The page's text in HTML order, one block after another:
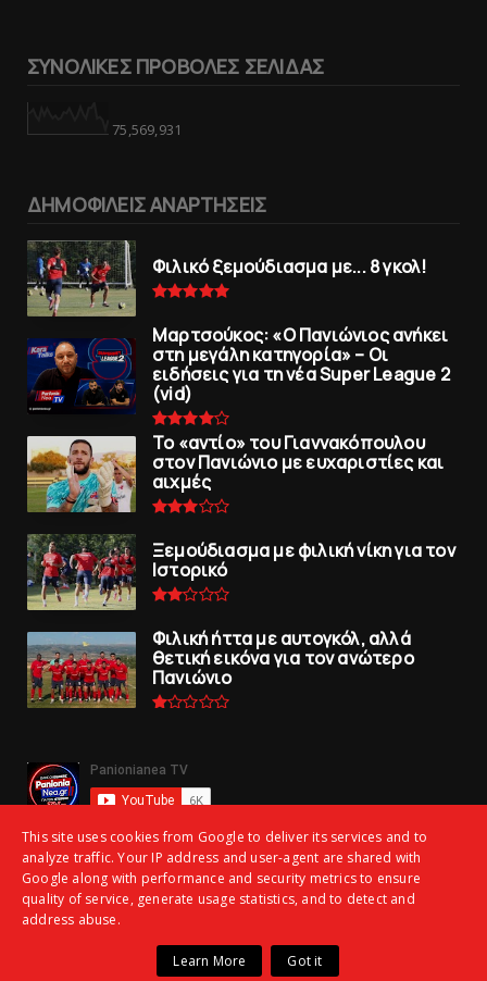
ΣΥΝΟΛΙΚΕΣ ΠΡΟΒΟΛΕΣ ΣΕΛΙΔΑΣ
75,569,931
ΔΗΜΟΦΙΛΕΙΣ ΑΝΑΡΤΗΣΕΙΣ
Φιλικό ξεμούδιασμα με... 8 γκολ!
Μαρτσούκος: «Ο Πανιώνιος ανήκει
στη μεγάλη κατηγορία» – Οι
ειδήσεις για τη νέα Super League 2
(vid)
To «αντίο» του Γιαννακόπουλου
στον Πανιώνιο με ευχαριστίες και
αιχμές
Ξεμούδιασμα με φιλική νίκη για τoν
Iστορικό
Φιλική ήττα με αυτογκόλ, αλλά
θετική εικόνα για τον ανώτερo
Πανιώνιo
Rights Reserved
This site uses cookies from Google to deliver its services and to
analyze traffic. Your IP address and user-agent are shared with
Google along with performance and security metrics to ensure
quality of service, generate usage statistics, and to detect and
address abuse.
Learn More Got it